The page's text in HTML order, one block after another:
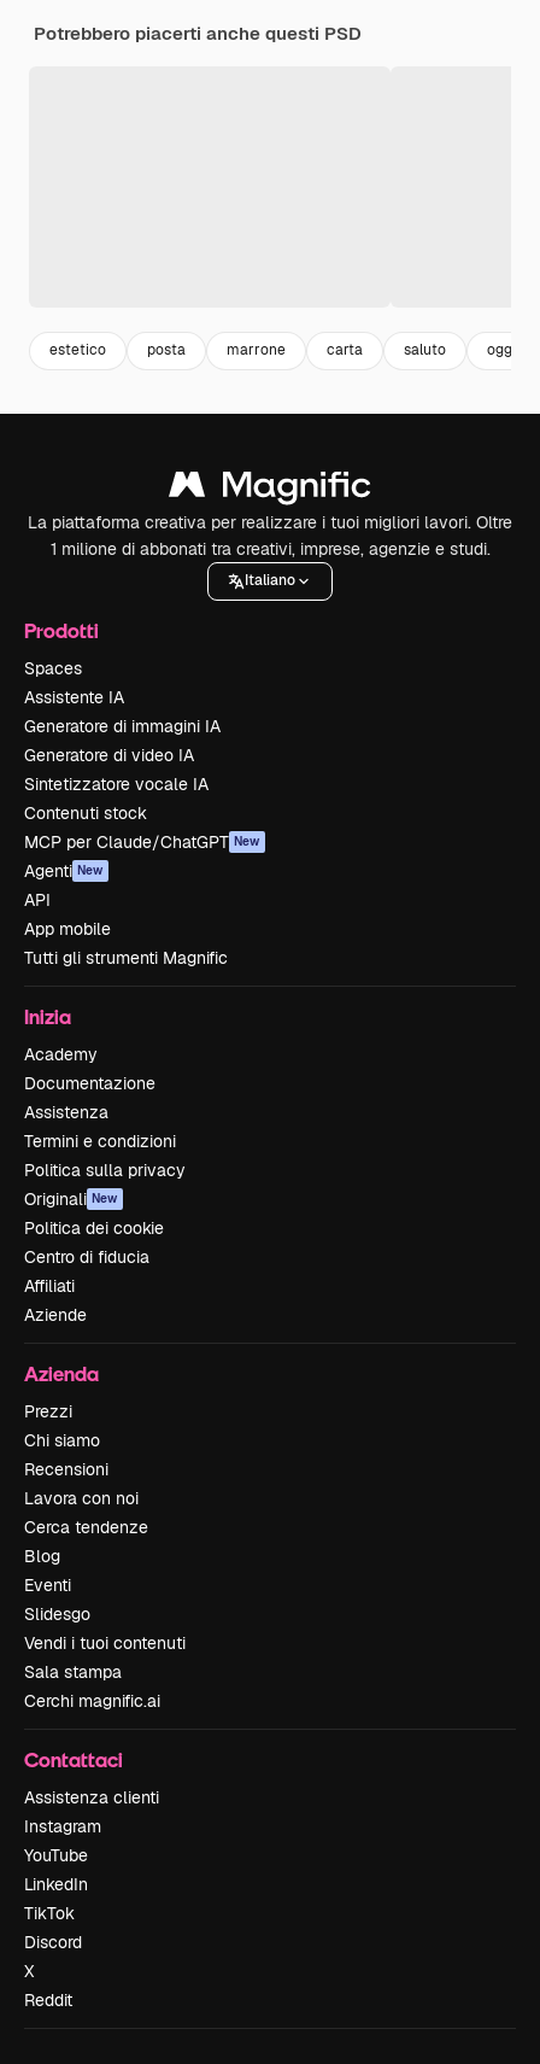
Potrebbero piacerti anche questi PSD
estetico posta marrone carta saluto oggetto
La piattaforma creativa per realizzare i tuoi migliori lavori. Oltre
1 milione di abbonati tra creativi, imprese, agenzie e studi.
Italiano
Prodotti
Spaces
Assistente IA
Generatore di immagini IA
Generatore di video IA
Sintetizzatore vocale IA
Contenuti stock
MCP per Claude/ChatGPT New
Agenti New
API
App mobile
Tutti gli strumenti Magnific
Inizia
Academy
Documentazione
Assistenza
Termini e condizioni
Politica sulla privacy
Originali New
Politica dei cookie
Centro di fiducia
Affiliati
Aziende
Azienda
Prezzi
Chi siamo
Recensioni
Lavora con noi
Cerca tendenze
Blog
Eventi
Slidesgo
Vendi i tuoi contenuti
Sala stampa
Cerchi magnific.ai
Contattaci
Assistenza clienti
Instagram
YouTube
LinkedIn
TikTok
Discord
X
Reddit